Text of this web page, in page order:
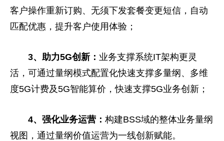
客户操作重新订购、无须下发套餐变更短信，自动
匹配优惠，提升客户使用体验；
3、助力5G创新： 业务支撑系统IT架构更灵
活，可通过量纲模式配置化快速支撑多量纲、多维
度5G计费及5G智能算价，快速支撑5G业务创新；
4、强化业务运营： 构建BSS域的整体业务量纲
视图，通过量纲价值运营为一线创新赋能。